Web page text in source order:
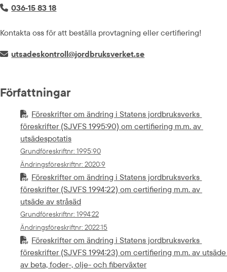
Telefonnummer:
036‑15 83 18
Kontakta oss för att beställa provtagning eller certifiering!
E-post:
utsadeskontroll@jordbruksverket.se
Författningar
Föreskrifter om ändring i Statens jordbruksverks
föreskrifter (SJVFS 1995:90) om certifiering m.m. av
utsädespotatis
Grundföreskriftnr: 1995:90
Ändringsföreskriftnr: 2020:9
Föreskrifter om ändring i Statens jordbruksverks
föreskrifter (SJVFS 1994:22) om certifiering m.m. av
utsäde av stråsäd
Grundföreskriftnr: 1994:22
Ändringsföreskriftnr: 2022:15
Föreskrifter om ändring i Statens jordbruksverks
föreskrifter (SJVFS 1994:23) om certifiering m.m. av utsäde
av beta, foder-, olje- och fiberväxter